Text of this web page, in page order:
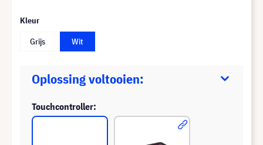
Kleur
Grijs
Wit
Oplossing voltooien:
Touchcontroller: